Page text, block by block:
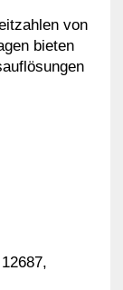
von
bieten